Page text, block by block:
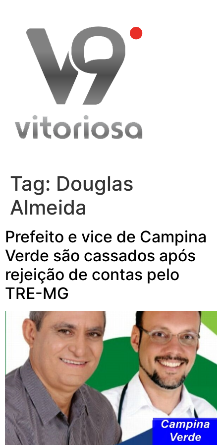
content
Tag: Douglas
Almeida
Prefeito e vice de Campina
Verde são cassados após
rejeição de contas pelo
TRE-MG